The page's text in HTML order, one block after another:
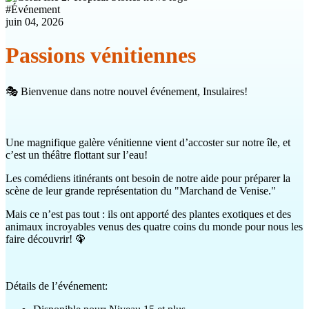
#Événement
juin 04, 2026
Passions vénitiennes
🎭 Bienvenue dans notre nouvel événement, Insulaires!
Une magnifique galère vénitienne vient d’accoster sur notre île, et
c’est un théâtre flottant sur l’eau!
Les comédiens itinérants ont besoin de notre aide pour préparer la
scène de leur grande représentation du "Marchand de Venise."
Mais ce n’est pas tout : ils ont apporté des plantes exotiques et des
animaux incroyables venus des quatre coins du monde pour nous les
faire découvrir! 🦚
Détails de l’événement: